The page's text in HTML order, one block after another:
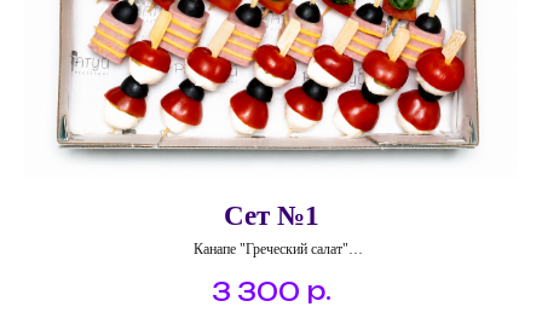
Сет №1
Канапе "Греческий салат"
Канапе "Мясной деликатес с корнишоном"
Канапе "Ветчина и сыр чеддер"
3 300 р.